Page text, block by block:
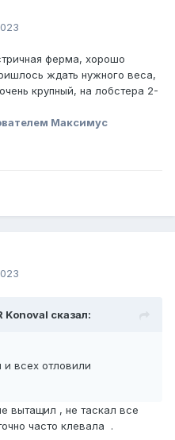
ферма, хорошо
ждать нужного веса,
крупный, на лобстера 2-
Максимус
Konoval сказал:
всех отловили
вытащил , не таскал все
часто клевала .